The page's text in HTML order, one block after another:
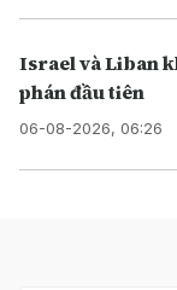
Israel và Liban
phán đầu tiên
06-08-2026, 06:26